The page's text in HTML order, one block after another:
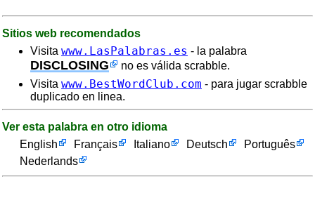
Sitios web recomendados
Visita www.LasPalabras.es - la palabra
DISCLOSING
no es válida scrabble.
Visita www.BestWordClub.com - para jugar scrabble
duplicado en linea.
Ver esta palabra en otro idioma
English
Français Italiano Deutsch
Português
Nederlands